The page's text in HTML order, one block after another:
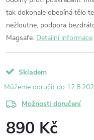
tak dokonale obepíná tělo
nežloutne, podpora
Magsafe. Detailní informace
Skladem
Možnosti doručení
890 Kč